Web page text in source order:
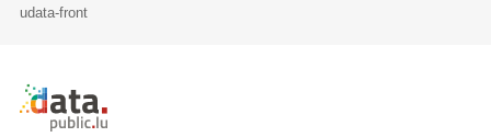
udata-front
Retour à l'accueil de data.public.lu